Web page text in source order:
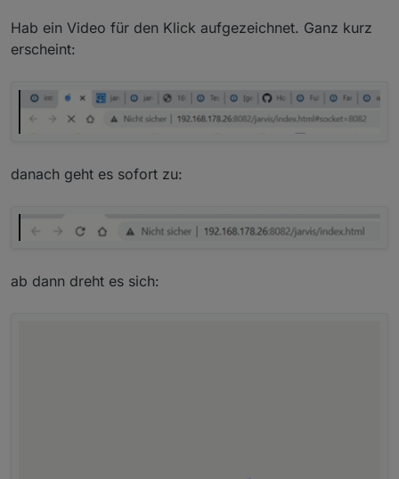
Hab ein Video für den Klick aufgezeichnet. Ganz kurz
erscheint:
danach geht es sofort zu:
ab dann dreht es sich: